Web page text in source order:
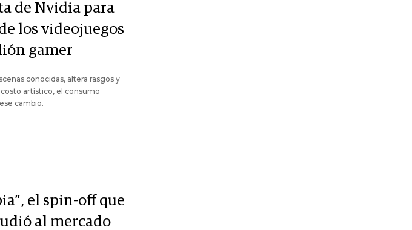
de Nvidia para
los videojuegos
gamer
conocidas, altera rasgos y
artístico, el consumo
cambio.
el spin-off que
al mercado